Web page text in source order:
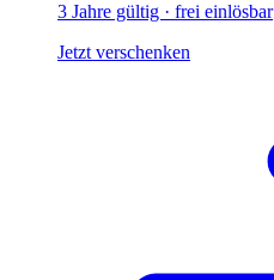
3 Jahre gültig · frei einlösbar
Jetzt verschenken